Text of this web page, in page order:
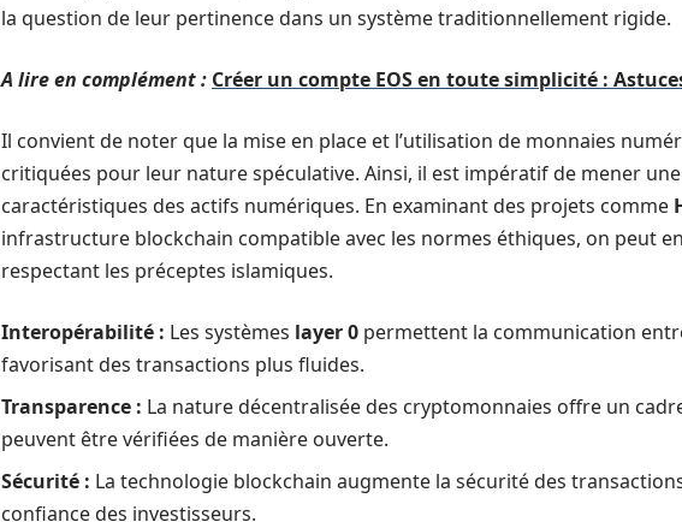
la question de leur pertinence dans un système traditionnellement rigide.
A lire en complément : Créer un compte EOS en toute simplicité :
Il convient de noter que la mise en place et l’utilisation de monnaies
critiquées pour leur nature spéculative. Ainsi, il est impératif de mener
caractéristiques des actifs numériques. En examinant des projets comme
infrastructure blockchain compatible avec les normes éthiques, on peut
respectant les préceptes islamiques.
Interopérabilité : Les systèmes layer 0 permettent la communication
favorisant des transactions plus fluides.
Transparence : La nature décentralisée des cryptomonnaies offre un
peuvent être vérifiées de manière ouverte.
Sécurité : La technologie blockchain augmente la sécurité des
confiance des investisseurs.